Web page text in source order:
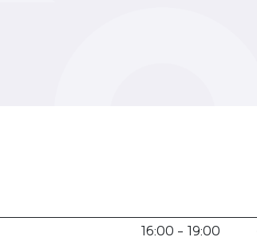
16:00 - 19:00